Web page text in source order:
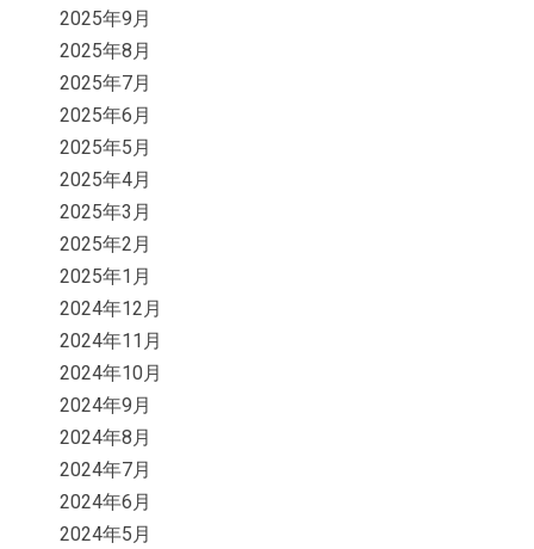
2025年9月
2025年8月
2025年7月
2025年6月
2025年5月
2025年4月
2025年3月
2025年2月
2025年1月
2024年12月
2024年11月
2024年10月
2024年9月
2024年8月
2024年7月
2024年6月
2024年5月